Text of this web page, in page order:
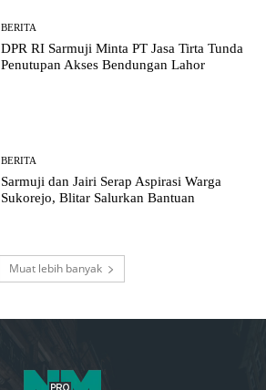
BERITA
DPR RI Sarmuji Minta PT Jasa Tirta Tunda
Penutupan Akses Bendungan Lahor
BERITA
Sarmuji dan Jairi Serap Aspirasi Warga
Sukorejo, Blitar Salurkan Bantuan
Muat lebih banyak